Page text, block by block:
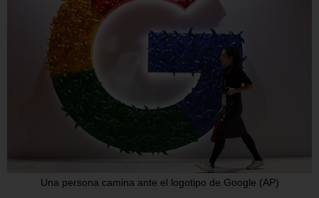
Una persona camina ante el logotipo de Google (AP)